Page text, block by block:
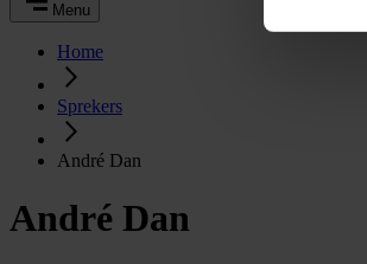
Menu
Home
Sprekers
André Dan
André Dan